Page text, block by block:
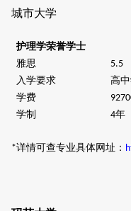
城市大学
护理学荣誉学士
雅思
5.5
入学要求
高
学费
学制
4年
*详情可查专业具体网址：